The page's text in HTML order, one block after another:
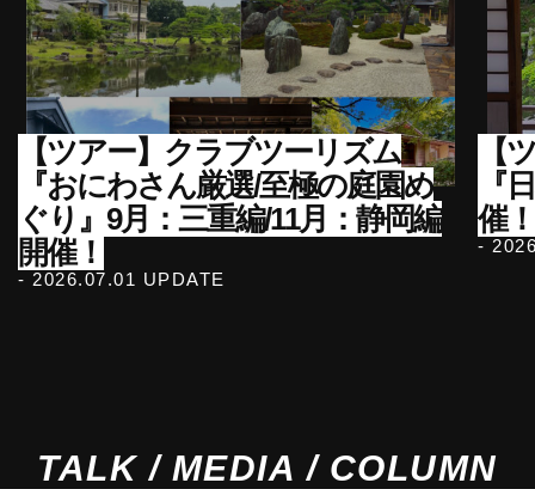
【ツアー】クラブツーリズム
『おにわさん厳選/至極の庭園め
ぐり』9月：三重編/11月：静岡編
開催！
- 2026.07.01 UPDATE
【
『
催
-
TALK / MEDIA / COLUMN